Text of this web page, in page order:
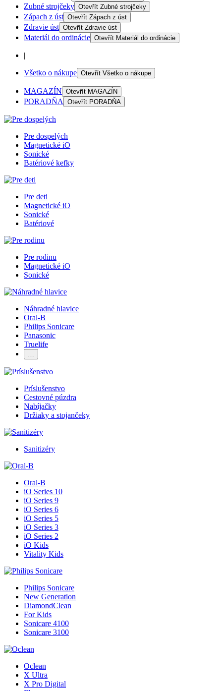
Zubné strojčeky Otevřít Zubné strojčeky
Zápach z úst Otevřít Zápach z úst
Zdravie úst Otevřít Zdravie úst
Materiál do ordinácie Otevřít Materiál do ordinácie
|
Všetko o nákupe Otevřít Všetko o nákupe
MAGAZÍN Otevřít MAGAZÍN
PORADŇA Otevřít PORADŇA
Pre dospelých
Magnetické iO
Sonické
Batériové kefky
Pre deti
Magnetické iO
Sonické
Batériové
Pre rodinu
Magnetické iO
Sonické
Náhradné hlavice
Oral-B
Philips Sonicare
Panasonic
Truelife
…
Príslušenstvo
Cestovné púzdra
Nabíjačky
Držiaky a stojančeky
Sanitizéry
Oral-B
iO Series 10
iO Series 9
iO Series 6
iO Series 5
iO Series 3
iO Series 2
iO Kids
Vitality Kids
Philips Sonicare
New Generation
DiamondClean
For Kids
Sonicare 4100
Sonicare 3100
Oclean
X Ultra
X Pro Digital